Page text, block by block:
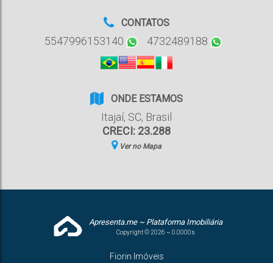
CONTATOS
5547996153140 4732489188
ONDE ESTAMOS
Itajaí, SC, Brasil
CRECI: 23.288
Ver no Mapa
Apresenta.me ~ Plataforma Imobiliária
Copyright © 2026 ~ 0.0000s
Fiorin Imóveis